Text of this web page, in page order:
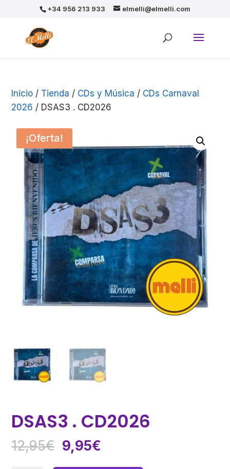
+34 956 213 933 elmelli@elmelli.com
Inicio / Tienda / CDs y Música / CDs Carnaval
2026 / DSAS3 . CD2026
¡Oferta!
DSAS3 . CD2026
12,95€ El
precio
9,95€